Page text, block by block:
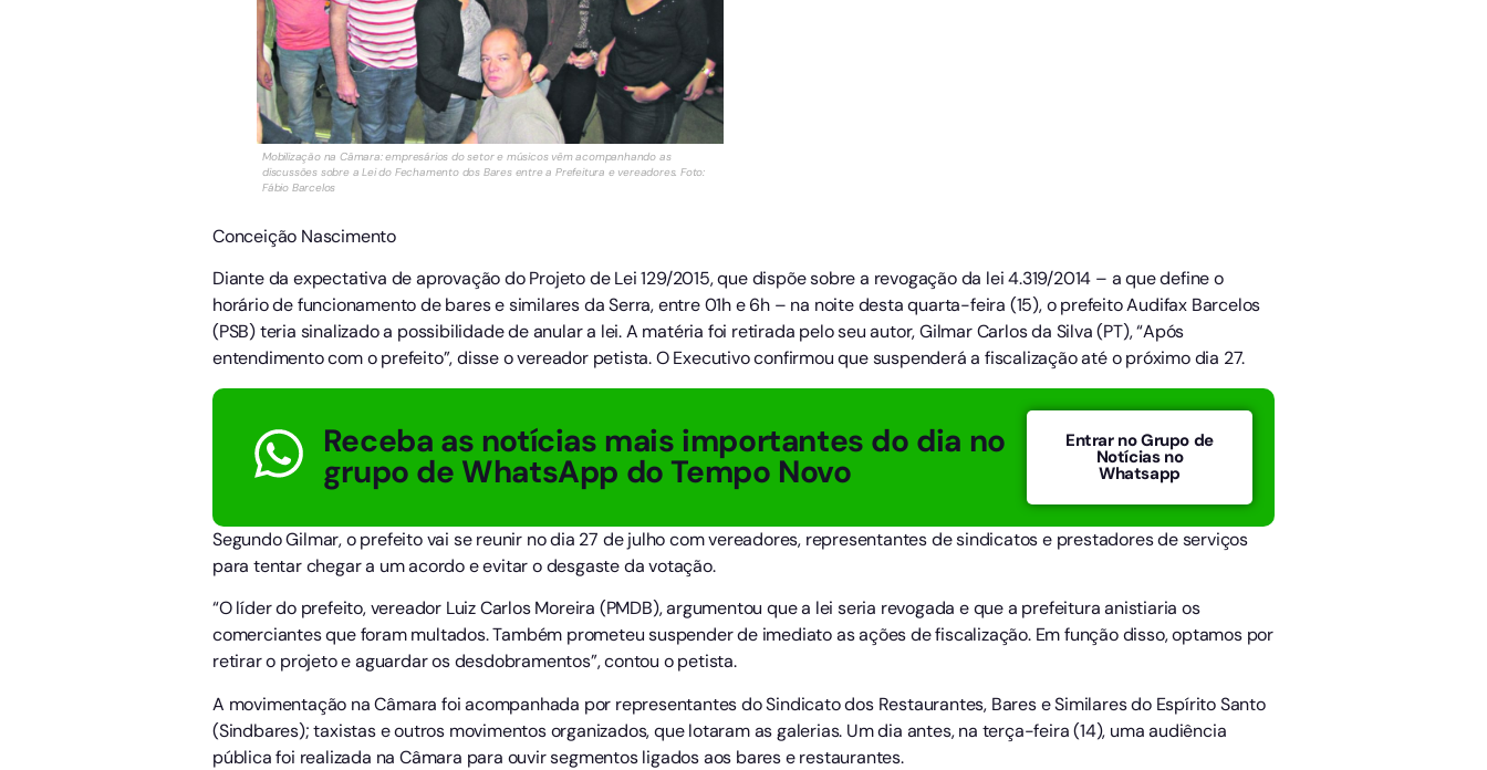
Mobilização na Câmara: empresários do setor e músicos vêm acompanhando as
discussões sobre a Lei do Fechamento dos Bares entre a Prefeitura e vereadores. Foto:
Fábio Barcelos
Conceição Nascimento
Diante da expectativa de aprovação do Projeto de Lei 129/2015, que dispõe sobre a revogação da lei 4.319/2014 – a que define o
horário de funcionamento de bares e similares da Serra, entre 01h e 6h – na noite desta quarta-feira (15), o prefeito Audifax Barcelos
(PSB) teria sinalizado a possibilidade de anular a lei. A matéria foi retirada pelo seu autor, Gilmar Carlos da Silva (PT), “Após
entendimento com o prefeito”, disse o vereador petista. O Executivo confirmou que suspenderá a fiscalização até o próximo dia 27.
Receba as notícias mais importantes do dia no
grupo de WhatsApp do Tempo Novo
Entrar no Grupo de
Notícias no
Whatsapp
Segundo Gilmar, o prefeito vai se reunir no dia 27 de julho com vereadores, representantes de sindicatos e prestadores de serviços
para tentar chegar a um acordo e evitar o desgaste da votação.
“O líder do prefeito, vereador Luiz Carlos Moreira (PMDB), argumentou que a lei seria revogada e que a prefeitura anistiaria os
comerciantes que foram multados. Também prometeu suspender de imediato as ações de fiscalização. Em função disso, optamos por
retirar o projeto e aguardar os desdobramentos”, contou o petista.
A movimentação na Câmara foi acompanhada por representantes do Sindicato dos Restaurantes, Bares e Similares do Espírito Santo
(Sindbares); taxistas e outros movimentos organizados, que lotaram as galerias. Um dia antes, na terça-feira (14), uma audiência
pública foi realizada na Câmara para ouvir segmentos ligados aos bares e restaurantes.